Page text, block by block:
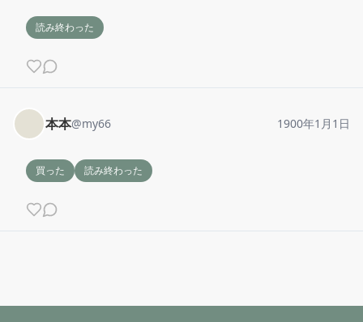
読み終わった
本本@my66 1900年1月1日
買った 読み終わった